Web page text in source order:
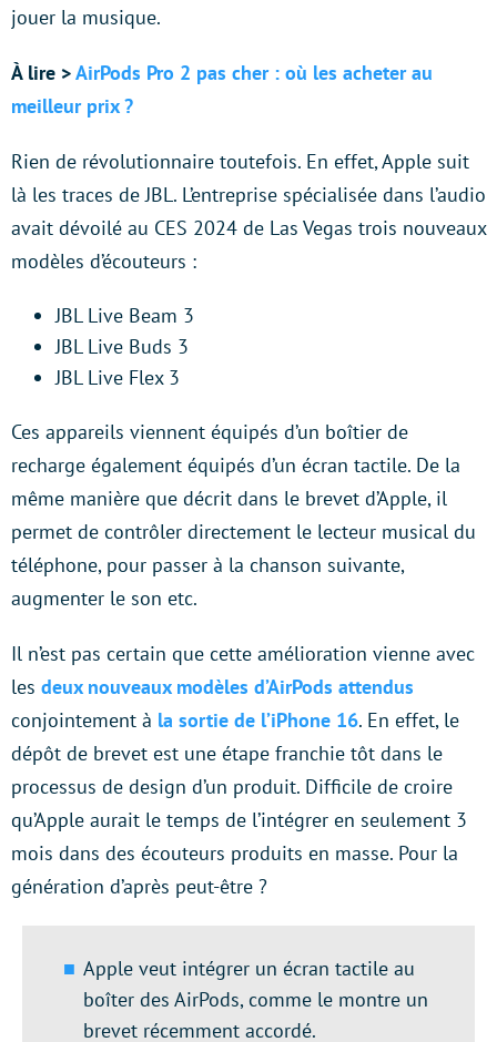
jouer la musique.
À lire >AirPods Pro 2 pas cher : où les acheter au
meilleur prix ?
Rien de révolutionnaire toutefois. En effet, Apple suit
là les traces de JBL. L’entreprise spécialisée dans l’audio
avait dévoilé au CES 2024 de Las Vegas trois nouveaux
modèles d’écouteurs :
JBL Live Beam 3
JBL Live Buds 3
JBL Live Flex 3
Ces appareils viennent équipés d’un boîtier de
recharge également équipés d’un écran tactile. De la
même manière que décrit dans le brevet d’Apple, il
permet de contrôler directement le lecteur musical du
téléphone, pour passer à la chanson suivante,
augmenter le son etc.
Il n’est pas certain que cette amélioration vienne avec
les deux nouveaux modèles d’AirPods attendus
conjointement à la sortie de l’iPhone 16. En effet, le
dépôt de brevet est une étape franchie tôt dans le
processus de design d’un produit. Difficile de croire
qu’Apple aurait le temps de l’intégrer en seulement 3
mois dans des écouteurs produits en masse. Pour la
génération d’après peut-être ?
Apple veut intégrer un écran tactile au
boîter des AirPods, comme le montre un
brevet récemment accordé.